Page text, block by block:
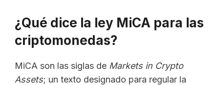
¿Qué dice la ley MiCA para las
criptomonedas?
MiCA son las siglas de Markets in Crypto
Assets; un texto designado para regular la